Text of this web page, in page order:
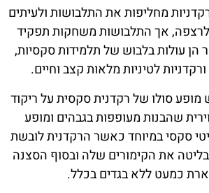
מחליפות את התלבושות ולעיתים
אך התלבושות משחקות תפקיד
הן עולות בלבוש של תלמידות סקסיות,
לטיניות מלאות קצב וחיים.
סולו של רקדנית סקסית על ריקוד
שהבנות מעופפות בגבהים ומופע
סקסי במיוחד כאשר הרקדנית לובשת
את הקימורים שלה ובסוף הסצנה
כמעט ללא בגדים בכלל.